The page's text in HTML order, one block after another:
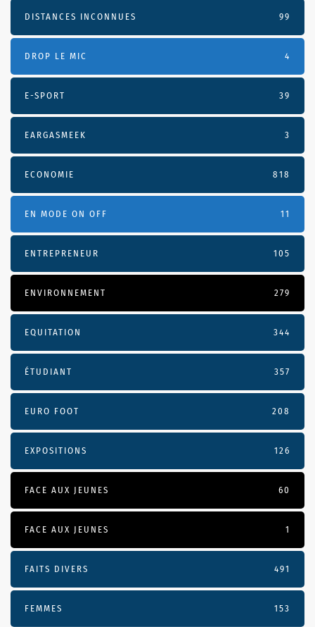
DISTANCES INCONNUES 99
DROP LE MIC 4
E-SPORT 39
EARGASMEEK 3
ECONOMIE 818
EN MODE ON OFF 11
ENTREPRENEUR 105
ENVIRONNEMENT 279
EQUITATION 344
ÉTUDIANT 357
EURO FOOT 208
EXPOSITIONS 126
FACE AUX JEUNES 60
FACE AUX JEUNES 1
FAITS DIVERS 491
FEMMES 153